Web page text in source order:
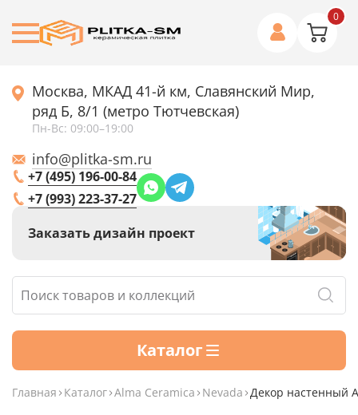
0
Москва, МКАД 41-й км, Славянский Мир,
ряд Б, 8/1 (метро Тютчевская)
Пн-Вс: 09:00–19:00
info@plitka-sm.ru
+7 (495) 196-00-84
+7 (993) 223-37-27
Заказать дизайн проект
Каталог
Главная Каталог Alma Ceramica Nevada Декор настенный